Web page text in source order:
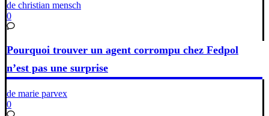
de christian mensch
0
Pourquoi trouver un agent corrompu chez Fedpol
n’est pas une surprise
de marie parvex
0